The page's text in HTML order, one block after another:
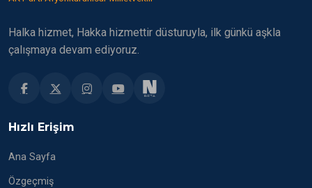
Halka hizmet, Hakka hizmettir düsturuyla, ilk günkü aşkla
çalışmaya devam ediyoruz.
Hızlı Erişim
Ana Sayfa
Özgeçmiş